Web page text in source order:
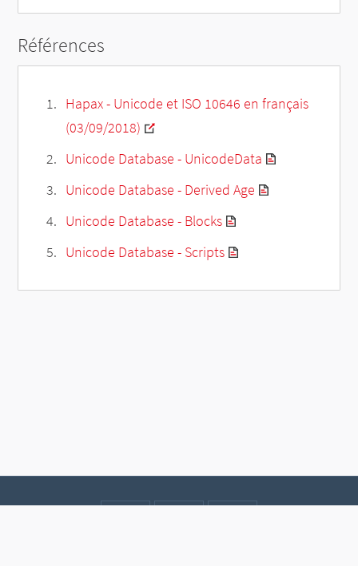
Références
Hapax - Unicode et ISO 10646 en français
(03/09/2018)
Unicode Database - UnicodeData
Unicode Database - Derived Age
Unicode Database - Blocks
Unicode Database - Scripts